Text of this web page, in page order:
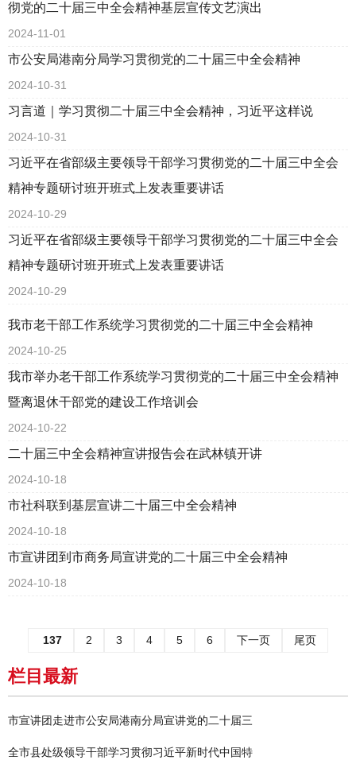
彻党的二十届三中全会精神基层宣传文艺演出
2024-11-01
市公安局港南分局学习贯彻党的二十届三中全会精神
2024-10-31
习言道｜学习贯彻二十届三中全会精神，习近平这样说
2024-10-31
习近平在省部级主要领导干部学习贯彻党的二十届三中全会
精神专题研讨班开班式上发表重要讲话
2024-10-29
习近平在省部级主要领导干部学习贯彻党的二十届三中全会
精神专题研讨班开班式上发表重要讲话
2024-10-29
我市老干部工作系统学习贯彻党的二十届三中全会精神
2024-10-25
我市举办老干部工作系统学习贯彻党的二十届三中全会精神
暨离退休干部党的建设工作培训会
2024-10-22
二十届三中全会精神宣讲报告会在武林镇开讲
2024-10-18
市社科联到基层宣讲二十届三中全会精神
2024-10-18
市宣讲团到市商务局宣讲党的二十届三中全会精神
2024-10-18
137 2 3 4 5 6 下一页 尾页
栏目最新
市宣讲团走进市公安局港南分局宣讲党的二十届三
全市县处级领导干部学习贯彻习近平新时代中国特